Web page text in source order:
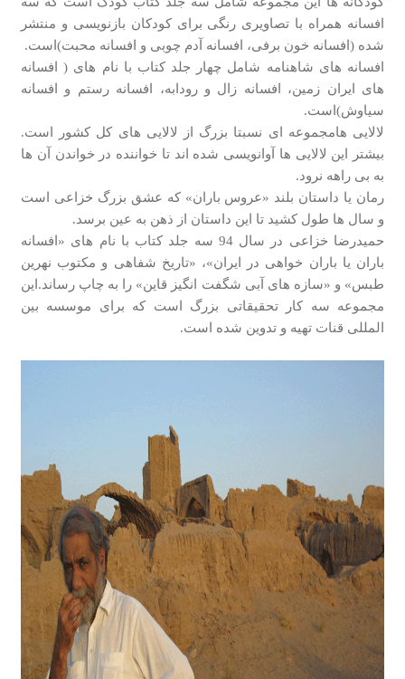
افسانه همراه با تصاویری رنگی برای کودکان بازنویسی و منتشر
شده (افسانه خون برفی، افسانه آدم چوبی و افسانه محبت)است.
افسانه های شاهنامه شامل چهار جلد کتاب با نام های ( افسانه
های ایران زمین، افسانه زال و رودابه، افسانه رستم و افسانه
سیاوش)است.
لالایی هامجموعه ای نسبتا بزرگ از لالایی های کل کشور است.
بیشتر این لالایی ها آوانویسی شده اند تا خواننده در خواندن آن ها
به بی راهه نرود.
رمان یا داستان بلند «عروس باران» که عشق بزرگ خزاعی است
و سال ها طول کشید تا این داستان از ذهن به عین برسد.
حمیدرضا خزاعی در سال 94 سه جلد کتاب با نام های «افسانه
باران یا باران خواهی در ایران»، «تاریخ شفاهی و مکتوب نهرین
طبس» و «سازه های آبی شگفت انگیز قاین» را به چاپ رساند.این
مجموعه سه کار تحقیقاتی بزرگ است که برای موسسه بین
المللی قنات تهیه و تدوین شده است.